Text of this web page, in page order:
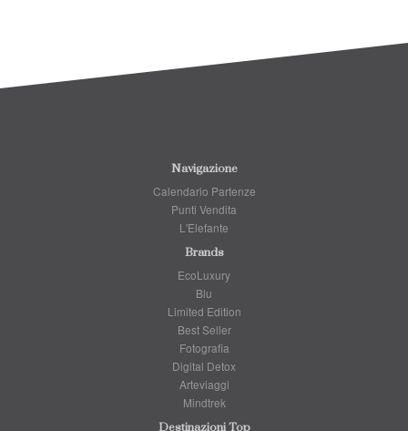
Navigazione
Calendario Partenze
Punti Vendita
L'Elefante
Brands
EcoLuxury
Blu
Limited Edition
Best Seller
Fotografia
Digital Detox
Arteviaggi
Mindtrek
Destinazioni Top